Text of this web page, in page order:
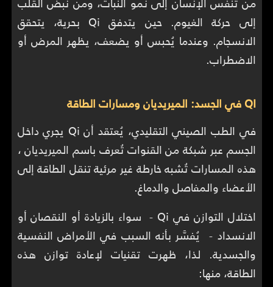
إلى حركة الغيوم. حين يتدفق Qi بحرية، يتحقق
الانسجام. وعندما يُحبس أو يضعف، يظهر المرض أو
الاضطراب.
QI في الجسد: الميريديان ومسارات الطاقة
في الطب الصيني التقليدي، يُعتقد أن Qi يجري داخل
الجسم عبر شبكة من القنوات تُعرف باسم الميريديان ،
هذه المسارات تُشبه خارطة غير مرئية تنقل الطاقة إلى
الأعضاء والمفاصل والدماغ.
اختلال التوازن في Qi - سواء بالزيادة أو النقصان أو
الانسداد - يُفسَّر بأنه السبب في الأمراض النفسية
والجسدية. لذا، ظهرت تقنيات لإعادة توازن هذه
الطاقة، منها: